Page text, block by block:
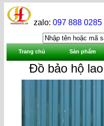
zalo:097 888 0285
Trang chủ Sản phẩm
Đồ bảo hộ